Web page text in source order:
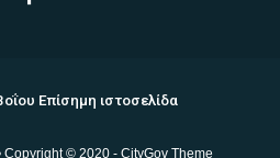
Επίσημη ιστοσελίδα